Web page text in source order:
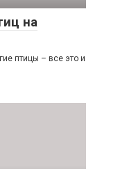
на
птицы – все это и